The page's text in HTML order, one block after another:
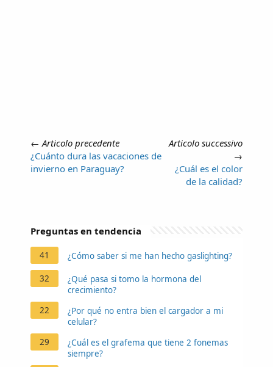
← Articolo precedente
¿Cuánto dura las vacaciones de
invierno en Paraguay?
Articolo successivo
→
¿Cuál es el color
de la calidad?
Preguntas en tendencia
41 ¿Cómo saber si me han hecho gaslighting?
32
¿Qué pasa si tomo la hormona del
crecimiento?
22
¿Por qué no entra bien el cargador a mi
celular?
29
¿Cuál es el grafema que tiene 2 fonemas
siempre?